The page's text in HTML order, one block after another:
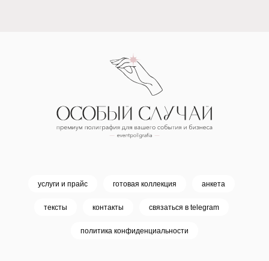
услуги и прайс готовая коллекция анкета
тексты контакты связаться в telegram
политика конфиденциальности